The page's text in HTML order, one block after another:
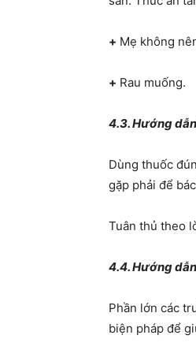
+ Mẹ không
+ Rau muống.
4.3. Hướng
Dùng thuốc
gặp phải để
Tuân thủ theo
4.4. Hướng
Phần lớn các
biện pháp để